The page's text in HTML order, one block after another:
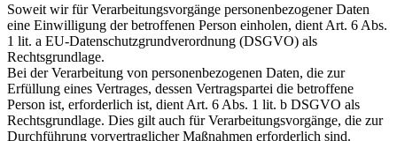
Soweit wir für Verarbeitungsvorgänge personenbezogener Daten
eine Einwilligung der betroffenen Person einholen, dient Art. 6 Abs.
1 lit. a EU-Datenschutzgrundverordnung (DSGVO) als
Rechtsgrundlage.
Bei der Verarbeitung von personenbezogenen Daten, die zur
Erfüllung eines Vertrages, dessen Vertragspartei die betroffene
Person ist, erforderlich ist, dient Art. 6 Abs. 1 lit. b DSGVO als
Rechtsgrundlage. Dies gilt auch für Verarbeitungsvorgänge, die zur
Durchführung vorvertraglicher Maßnahmen erforderlich sind.